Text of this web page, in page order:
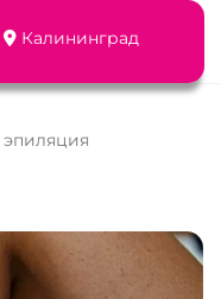
Калининград
эпиляция